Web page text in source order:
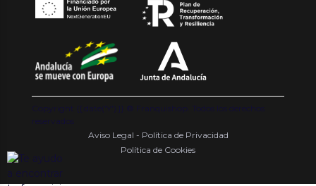
Copyright {{ date('Y') }} ® Franquishop. Todos los derechos
reservados
Aviso Legal - Política de Privacidad
Política de Cookies